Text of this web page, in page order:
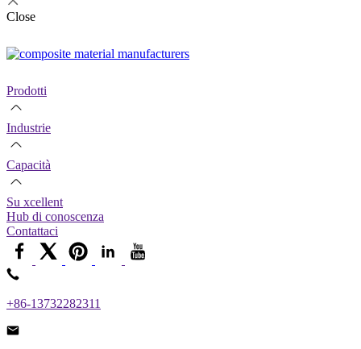
Close
Prodotti
Industrie
Capacità
Su xcellent
Hub di conoscenza
Contattaci
+86-13732282311